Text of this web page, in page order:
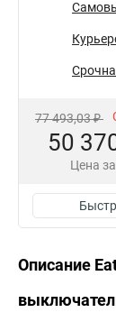
77 493,03 ₽
50
Цена
Описание